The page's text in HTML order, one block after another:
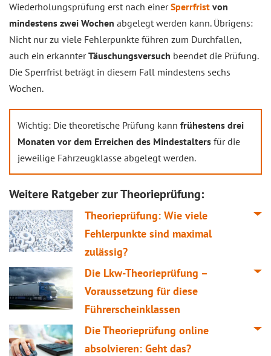
Wiederholungsprüfung erst nach einerSperrfrist von
mindestens zwei Wochen abgelegt werden kann. Übrigens:
Nicht nur zu viele Fehlerpunkte führen zum Durchfallen,
auch ein erkannterTäuschungsversuch beendet die Prüfung.
Die Sperrfrist beträgt in diesem Fall mindestens sechs
Wochen.
Wichtig: Die theoretische Prüfung kann frühestens drei
Monaten vor dem Erreichen des Mindestalters für die
jeweilige Fahrzeugklasse abgelegt werden.
Weitere Ratgeber zur Theorieprüfung:
Theorieprüfung: Wie viele
Fehlerpunkte sind maximal
zulässig?
Die Lkw-Theorieprüfung –
Voraussetzung für diese
Führerscheinklassen
Die Theorieprüfung online
absolvieren: Geht das?